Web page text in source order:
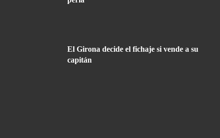
El Girona decide el fichaje si vende a su
capitán